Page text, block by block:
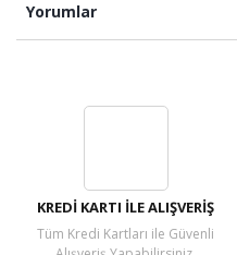
Yorumlar
KREDİ KARTI İLE ALIŞVERİŞ
Tüm Kredi Kartları ile Güvenli